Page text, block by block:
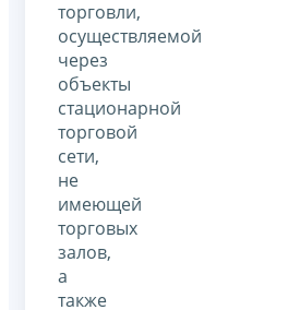
торговли,
осуществляемой
через
объекты
стационарной
торговой
сети,
не
имеющей
торговых
залов,
а
также